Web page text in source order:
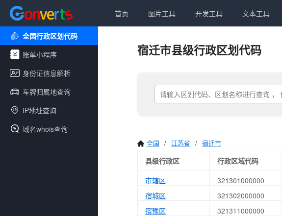
首页 图片工具 开发工具 文本工具
全国行政区划代码
账单小程序
身份证信息解析
车牌归属地查询
IP地址查询
域名whois查询
宿迁市县级行政区划代码
全国 / 江苏省 / 宿迁市
县级行政区 行政区域代码
市辖区
321301000000
宿城区
321302000000
宿豫区
321311000000